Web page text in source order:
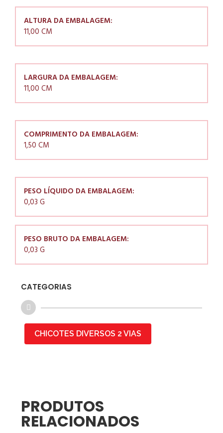
ALTURA DA EMBALAGEM:
11,00 CM
LARGURA DA EMBALAGEM:
11,00 CM
COMPRIMENTO DA EMBALAGEM:
1,50 CM
PESO LÍQUIDO DA EMBALAGEM:
0,03 G
PESO BRUTO DA EMBALAGEM:
0,03 G
CATEGORIAS
CHICOTES DIVERSOS 2 VIAS
PRODUTOS
RELACIONADOS